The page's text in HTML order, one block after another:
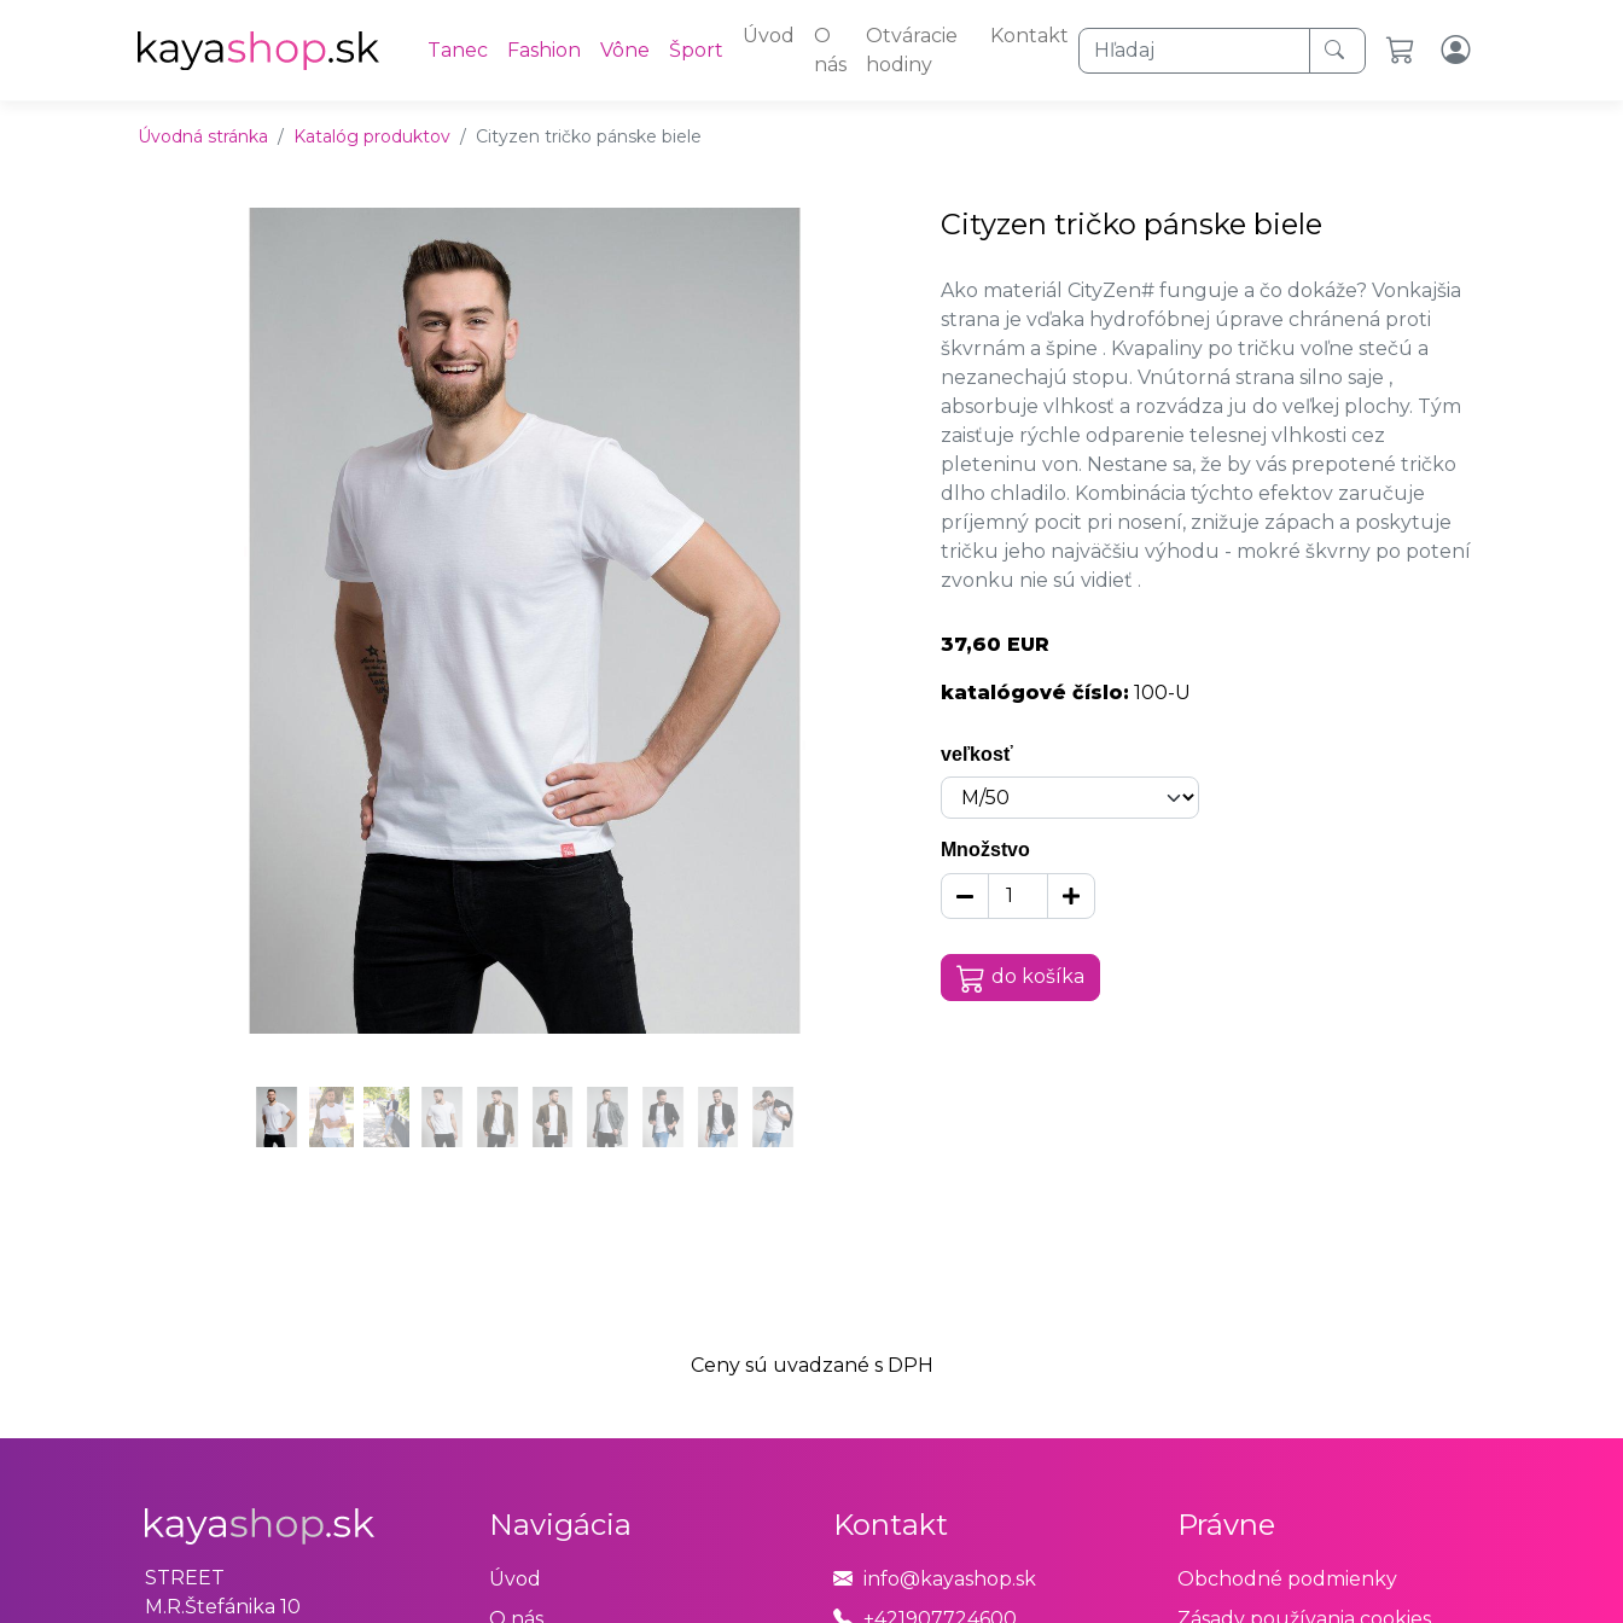
Tanec
Fashion Vône Šport
Úvod
O
nás
Otváracie
hodiny
Kontakt Hľadaj
Úvodná stránka Katalóg produktov Cityzen tričko pánske biele
Cityzen tričko pánske biele
Ako materiál CityZen# funguje a čo dokáže? Vonkajšia
strana je vďaka hydrofóbnej úprave chránená proti
škvrnám a špine . Kvapaliny po tričku voľne stečú a
nezanechajú stopu. Vnútorná strana silno saje ,
absorbuje vlhkosť a rozvádza ju do veľkej plochy. Tým
zaisťuje rýchle odparenie telesnej vlhkosti cez
pleteninu von. Nestane sa, že by vás prepotené tričko
dlho chladilo. Kombinácia týchto efektov zaručuje
príjemný pocit pri nosení, znižuje zápach a poskytuje
tričku jeho najväčšiu výhodu - mokré škvrny po potení
zvonku nie sú vidieť .
37,60 EUR
katalógové číslo: 100-U
veľkosť
Množstvo
do košíka
Ceny sú uvadzané s DPH
STREET
M.R.Štefánika 10
Navigácia
Úvod
Kontakt
info@kayashop.sk
Právne
Obchodné podmienky